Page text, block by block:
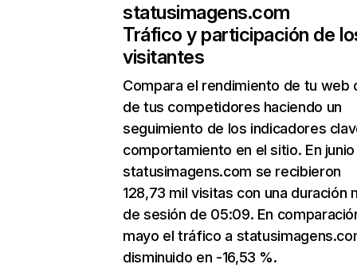
statusimagens.com
Tráfico y participación de
visitantes
Compara el rendimiento de tu web
de tus competidores haciendo un
seguimiento de los indicadores
comportamiento en el sitio. En junio
statusimagens.com se recibieron
128,73 mil visitas con una duración
de sesión de 05:09. En
mayo el tráfico a
disminuido en -16,53 %.